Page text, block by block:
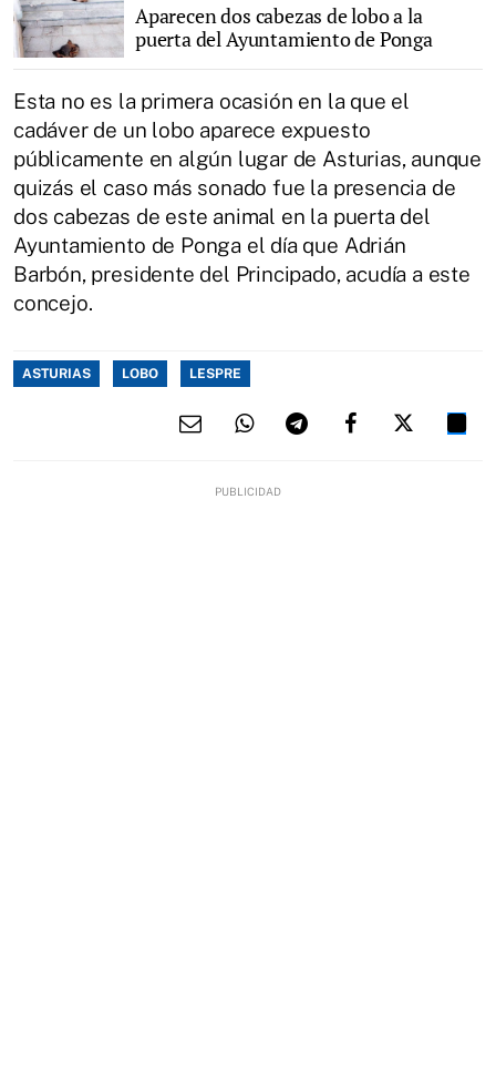
Aparecen dos cabezas de lobo a la
puerta del Ayuntamiento de Ponga
Esta no es la primera ocasión en la que el
cadáver de un lobo aparece expuesto
públicamente en algún lugar de Asturias, aunque
quizás el caso más sonado fue la presencia de
dos cabezas de este animal en la puerta del
Ayuntamiento de Ponga el día que Adrián
Barbón, presidente del Principado, acudía a este
concejo.
ASTURIAS LOBO LESPRE